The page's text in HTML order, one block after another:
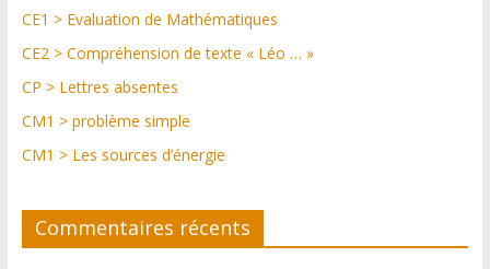
CE1 > Evaluation de Mathématiques
CE2 > Compréhension de texte « Léo … »
CP > Lettres absentes
CM1 > problème simple
CM1 > Les sources d’énergie
Commentaires récents